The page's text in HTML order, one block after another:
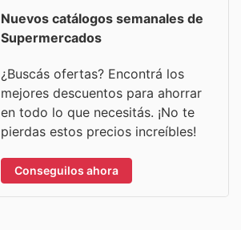
Nuevos catálogos semanales de
Supermercados
¿Buscás ofertas? Encontrá los
mejores descuentos para ahorrar
en todo lo que necesitás. ¡No te
pierdas estos precios increíbles!
Conseguilos ahora